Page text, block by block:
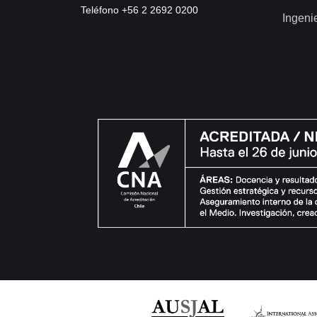
Teléfono +56 2 2692 0200